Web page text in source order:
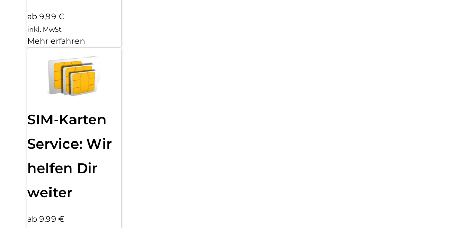
ab 9,99 €
inkl. MwSt.
Mehr erfahren
SIM-Karten
Service: Wir
helfen Dir
weiter
ab 9,99 €